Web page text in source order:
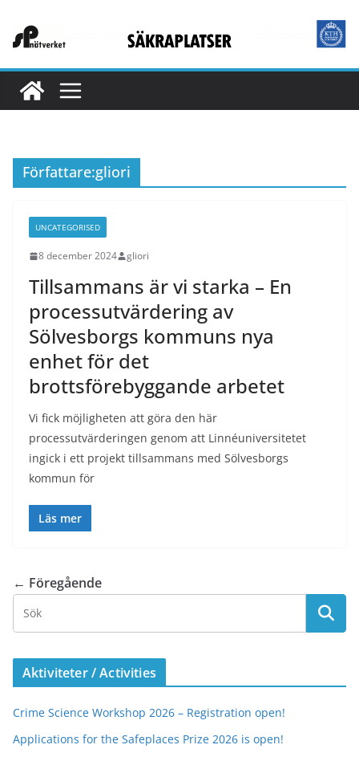
Författare:gliori
UNCATEGORISED
8 december 2024 gliori
Tillsammans är vi starka – En
processutvärdering av
Sölvesborgs kommuns nya
enhet för det
brottsförebyggande arbetet
Vi fick möjligheten att göra den här
processutvärderingen genom att Linnéuniversitetet
ingick i ett projekt tillsammans med Sölvesborgs
kommun för
Läs mer
← Föregående
Aktiviteter / Activities
Crime Science Workshop 2026 – Registration open!
Applications for the Safeplaces Prize 2026 is open!